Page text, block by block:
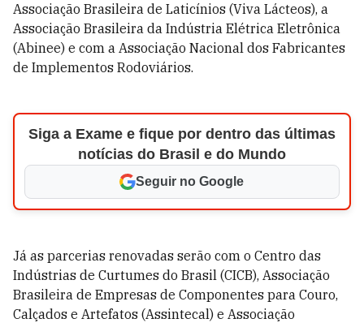
Associação Brasileira de Laticínios (Viva Lácteos), a
Associação Brasileira da Indústria Elétrica Eletrônica
(Abinee) e com a Associação Nacional dos Fabricantes
de Implementos Rodoviários.
Siga a Exame e fique por dentro das últimas
notícias do Brasil e do Mundo
Seguir no Google
Já as parcerias renovadas serão com o Centro das
Indústrias de Curtumes do Brasil (CICB), Associação
Brasileira de Empresas de Componentes para Couro,
Calçados e Artefatos (Assintecal) e Associação